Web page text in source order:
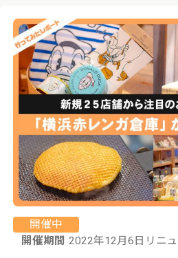
開催中
開催期間 2022年12月6日リニ